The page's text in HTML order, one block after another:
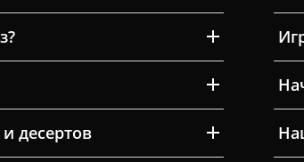
десертов